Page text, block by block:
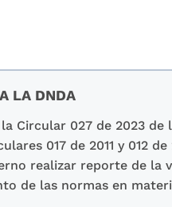
LA DNDA
Circular 027 de 2023 de
017 de 2011 y 012 de
realizar reporte de la
de las normas en